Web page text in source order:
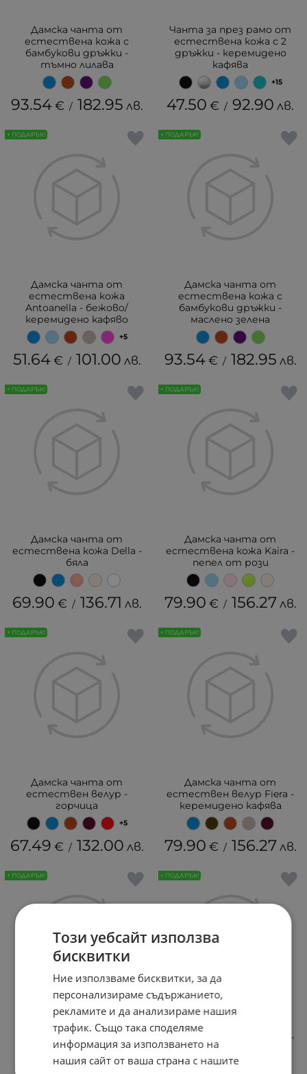
Дамска чанта от
естествена кожа с
бамбукови дръжки -
тъмно лилава
93.54 € / 182.95 лв.
Чанта за през рамо от
естествена кожа с 2
дръжки - керемидено
кафява
+15
47.50 € / 92.90 лв.
Дамска чанта от
естествена кожа
Antoanella - бежовo/
керемидено кафяво
+5
51.64 € / 101.00 лв.
+ ПОДАРЪК!
Дамска чанта от
естествена кожа с
бамбукови дръжки -
маслено зелена
93.54 € / 182.95 лв.
+ ПОДАРЪК!
Дамска чанта от
естествена кожа Della -
бяла
69.90 € / 136.71 лв.
+ ПОДАРЪК!
Дамска чанта от
естествена кожа Kaira -
пепел от рози
79.90 € / 156.27 лв.
+ ПОДАРЪК!
Дамска чанта от
естествен велур -
горчица
+5
67.49 € / 132.00 лв.
+ ПОДАРЪК!
Дамска чанта от
естествен велур Fiera -
керемидено кафява
79.90 € / 156.27 лв.
+ ПОДАРЪК!
Дамска чанта от
естествена кожа с 2
дръжки - тъмно зелена
+12
+ ПОДАРЪК!
Дамска чанта от
естествен велур Fiera -
светло кафява
+ ПОДАРЪК!
Този уебсайт използва
бисквитки
Ние използваме бисквитки, за да
персонализираме съдържанието,
рекламите и да анализираме нашия
трафик. Също така споделяме
информация за използването на
нашия сайт от ваша страна с нашите